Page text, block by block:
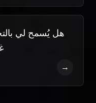
هل يُسمح لي
→